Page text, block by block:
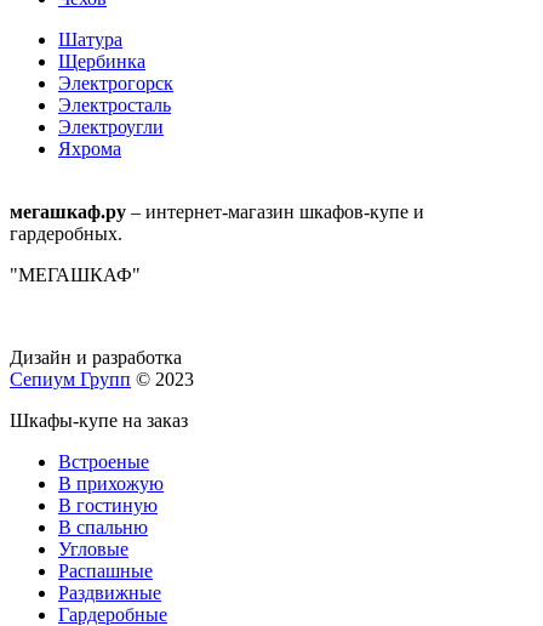
Шатура
Щербинка
Электрогорск
Электросталь
Электроугли
Яхрома
мегашкаф.ру – интернет-магазин шкафов-купе и
гардеробных.
"МЕГАШКАФ"
Дизайн и разработка
Сепиум Групп © 2023
Шкафы-купе на заказ
Встроеные
В прихожую
В гостиную
В спальню
Угловые
Распашные
Раздвижные
Гардеробные